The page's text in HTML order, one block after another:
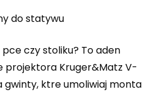
do statywu
czy stoliku? To aden
projektora Kruger&Matz V-
gwinty, ktre umoliwiaj monta